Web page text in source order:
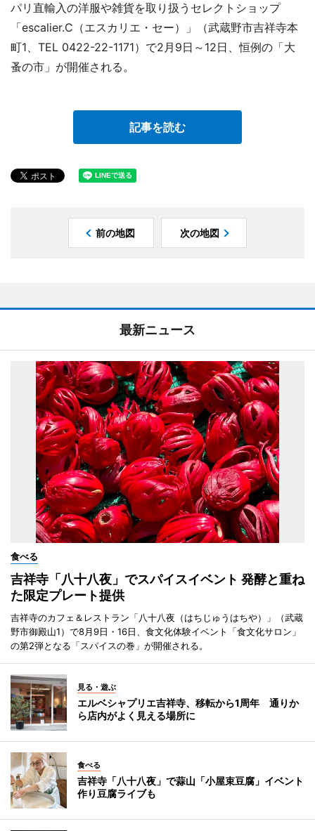
パリ直輸入の洋服や雑貨を取り扱うセレクトショップ
「escalier.C（エスカリエ・セー）」（武蔵野市吉祥寺本
町1、TEL 0422-22-1171）で2月9日～12日、恒例の「大
蚤の市」が開催される。
記事を読む
前の地図 次の地図
最新ニュース
食べる
吉祥寺「八十八夜」でスパイスイベント 発酵と重ね
た限定プレート提供
吉祥寺のカフェ＆レストラン「八十八夜（はちじゅうはちや）」（武蔵
野市御殿山1）で8月9日・16日、食文化体験イベント「食文化サロン」
の第2弾となる「スパイスの巻」が開催される。
見る・遊ぶ
エルベシャプリエ吉祥寺、移転から1周年 通りか
ら店内がよく見える場所に
食べる
吉祥寺「八十八夜」で蒜山「小屋束豆腐」イベント
作り豆腐ライブも